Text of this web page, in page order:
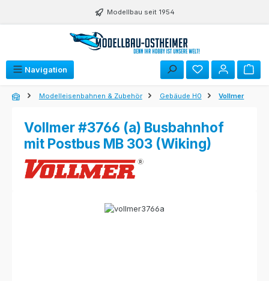
Zum Hauptinhalt springen Modellbau seit 1954
Navigation
Modelleisenbahnen & Zubehör Gebäude H0 Vollmer
Vollmer #3766 (a) Busbahnhof
mit Postbus MB 303 (Wiking)
Bildergalerie überspringen